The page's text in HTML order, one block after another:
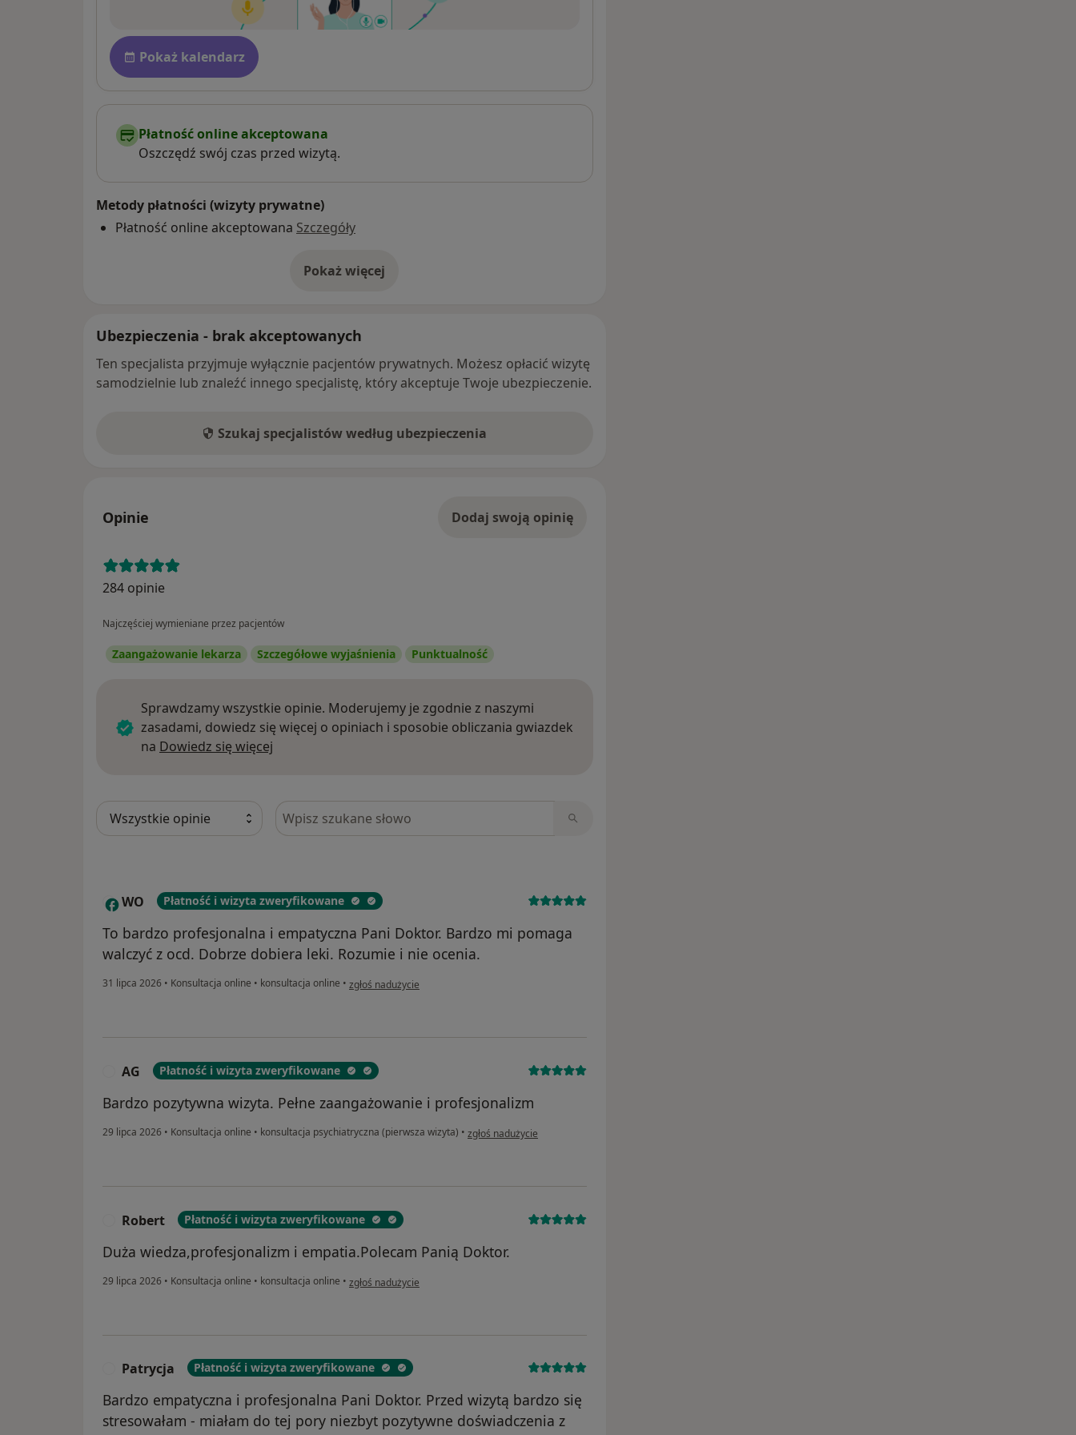
Dostępność
Pokaż kalendarz
Płatność online akceptowana
Oszczędź swój czas przed wizytą.
Metody płatności (wizyty prywatne)
Płatność online akceptowana Szczegóły
Pokaż więcej
o adresie
Ubezpieczenia - brak akceptowanych
Ten specjalista przyjmuje wyłącznie pacjentów prywatnych. Możesz opłacić wizytę
samodzielnie lub znaleźć innego specjalistę, który akceptuje Twoje ubezpieczenie.
Szukaj specjalistów według ubezpieczenia
Opinie Dodaj swoją opinię
284 opinie
Najczęściej wymieniane przez pacjentów
Zaangażowanie lekarza Szczegółowe wyjaśnienia Punktualność
Sprawdzamy wszystkie opinie. Moderujemy je zgodnie z naszymi
zasadami, dowiedz się więcej o opiniach i sposobie obliczania gwiazdek
na Dowiedz się więcej
Szukaj w opiniach
W WO Płatność i wizyta zweryfikowane
To bardzo profesjonalna i empatyczna Pani Doktor. Bardzo mi pomaga
walczyć z ocd. Dobrze dobiera leki. Rozumie i nie ocenia.
31 lipca 2026 • Konsultacja online • konsultacja online • w opinii użytkownika WO
zgłoś nadużycie
AG Płatność i wizyta zweryfikowane
Bardzo pozytywna wizyta. Pełne zaangażowanie i profesjonalizm
29 lipca 2026 • Konsultacja online • konsultacja psychiatryczna (pierwsza wizyta) • w opinii użytkownika AG
zgłoś nadużycie
Robert Płatność i wizyta zweryfikowane
Duża wiedza,profesjonalizm i empatia.Polecam Panią Doktor.
29 lipca 2026 • Konsultacja online • konsultacja online • w opinii użytkownika Robert
zgłoś nadużycie
Patrycja Płatność i wizyta zweryfikowane
Bardzo empatyczna i profesjonalna Pani Doktor. Przed wizytą bardzo się
stresowałam - miałam do tej pory niezbyt pozytywne doświadczenia z